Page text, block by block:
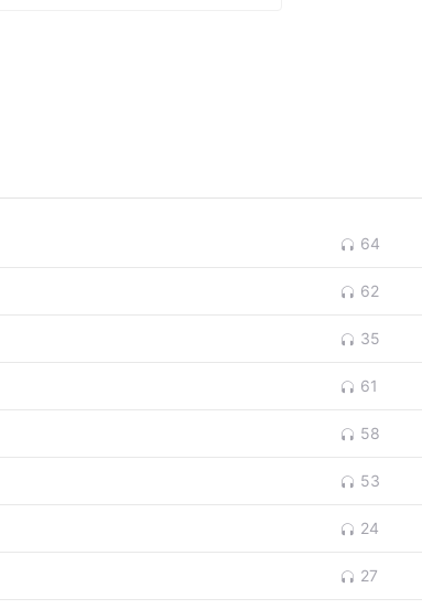
64
62
35
61
58
53
24
27